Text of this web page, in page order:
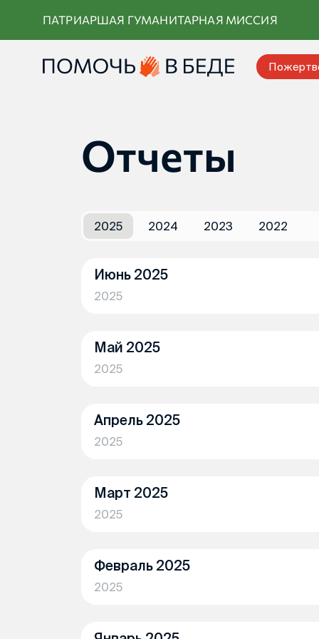
ПАТРИАРШАЯ ГУМАНИТАРНАЯ МИССИЯ
Отчеты
2025 2024 2023 2022
Июнь 2025
2025
Май 2025
2025
Апрель 2025
2025
Март 2025
2025
Февраль 2025
2025